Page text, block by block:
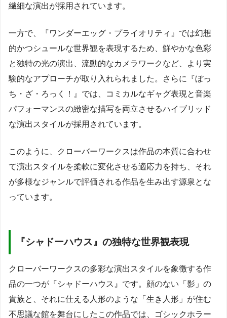
繊細な演出が採用されています。
一方で、『ワンダーエッグ・プライオリティ』では幻想
的かつシュールな世界観を表現するため、鮮やかな色彩
と独特の光の演出、流動的なカメラワークなど、より実
験的なアプローチが取り入れられました。さらに『ぼっ
ち・ざ・ろっく！』では、コミカルなギャグ表現と音楽
パフォーマンスの緻密な描写を両立させるハイブリッド
な演出スタイルが採用されています。
このように、クローバーワークスは作品の本質に合わせ
て演出スタイルを柔軟に変化させる適応力を持ち、それ
が多様なジャンルで評価される作品を生み出す源泉とな
っています。
『シャドーハウス』の独特な世界観表現
クローバーワークスの多彩な演出スタイルを象徴する作
品の一つが『シャドーハウス』です。顔のない「影」の
貴族と、それに仕える人形のような「生き人形」が住む
不思議な館を舞台にしたこの作品では、ゴシックホラー